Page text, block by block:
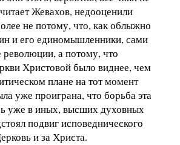
Жевахов, недооценили
не потому, что, как облыжно
и его единомышленники, сами
революции, а потому, что
Христовой было виднее, чем
плане на тот момент
уже проиграна, что борьба эта
уже в иных, высших духовных
подвиг исповеднического
и за Христа.